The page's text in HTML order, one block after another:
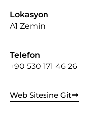
Lokasyon
A1 Zemin
Telefon
+90 530 171 46 26
Web Sitesine Git